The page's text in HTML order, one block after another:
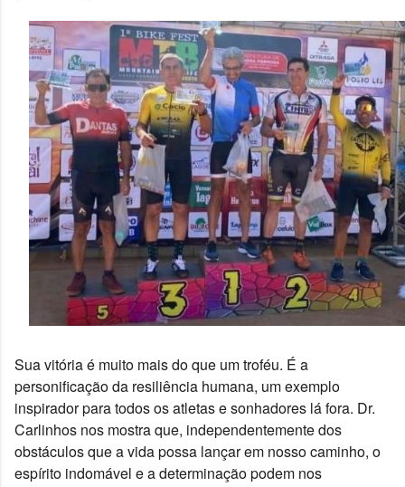
Sua vitória é muito mais do que um troféu. É a
personificação da resiliência humana, um exemplo
inspirador para todos os atletas e sonhadores lá fora. Dr.
Carlinhos nos mostra que, independentemente dos
obstáculos que a vida possa lançar em nosso caminho, o
espírito indomável e a determinação podem nos